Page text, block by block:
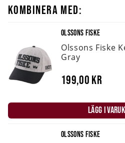
KOMBINERA MED:
OLSSONS FISKE
Olssons Fiske
Gray
199,00 kr
LÄGG I
OLSSONS FISKE